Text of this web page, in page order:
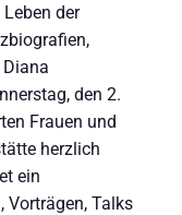
der
den 2.
Frauen und
herzlich
ein
Vorträgen, Talks